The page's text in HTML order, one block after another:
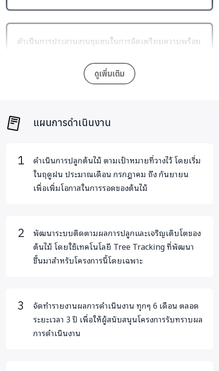
เพื่อส่งเสริมให้ชาวบ้านในพื้นที่ ลดพื้นที่การ
ปลูกข้าวโพดเชิงเดี่ยว และ ปรับเปลี่ยนวิถีชีวิตมา
โดยเป้าหมายของโครงการจะนำร่องปลูก
พร้อมนำเทคโนโลยีติดตามผลการปลูกต้นไม้
(Tree Tracking) มาใช้ โดยมีการรายงานผล
ทุกๆ 6 เดือน ตลอดระยะเวลา 3 ปี และ ดูแลต่อ
• ระยะที่ 1 แปลงนำร่อง จำนวน 1 ไร่ ต้นไม้
จำนวน 200 ต้น ภายในเดือน สิงหาคม 2566
• ระยะที่ 2 แปลงขยายผล จำนวน 9 ไร่ ต้นไม้
หมายเหตุนอกจากการสนับสนุนโครงการด้วยเงินทุน ทาง
โครงการยังส่งเสริมการมีส่วนร่วมของภาคธุรกิจและประชาชน
ดำเนินการประสานงานชุมชนในการจัดเตรียมความพร้อม
ดูเพิ่มเติม
แผนการดำเนินงาน
ดำเนินการปลูกต้นไม้ ตามเป้าหมายที่วางไว้ โดยเริ่ม
ในฤดูฝน ประมาณเดือน กรกฎาคม ถึง กันยายน
เพื่อเพิ่มโอกาสในการรอดของต้นไม้
พัฒนาระบบติดตามผลการปลูกและเจริญเติบโตของ
ต้นไม้ โดยใช้เทคโนโลยี Tree Tracking ที่พัฒนา
ขึ้นมาสำหรับโครงการนี้โดยเฉพาะ
จัดทำรายงานผลการดำเนินงาน ทุกๆ 6 เดือน ตลอด
ระยะเวลา 3 ปี เพื่อให้ผู้สนับสนุนโครงการรับทราบผล
การดำเนินงาน